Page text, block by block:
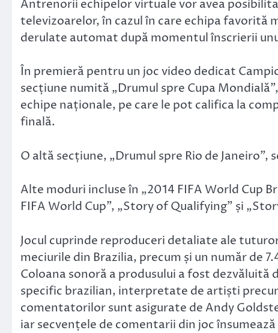
Antrenorii echipelor virtuale vor avea
televizoarelor, în cazul în care echipa favorită
derulate automat după momentul înscrierii
În premieră pentru un joc video dedicat
secțiune numită „Drumul spre Cupa
echipe naționale, pe care le pot califica la
finală.
O altă secțiune, „Drumul spre Rio de
Alte moduri incluse în „2014 FIFA World Cup
FIFA World Cup”, „Story of Qualifying” și
Jocul cuprinde reproduceri detaliate ale
meciurile din Brazilia, precum și un număr de
Coloana sonoră a produsului a fost dezvăluită
specific brazilian, interpretate de artiști
comentatorilor sunt asigurate de Andy
iar secvențele de comentarii din joc însumează